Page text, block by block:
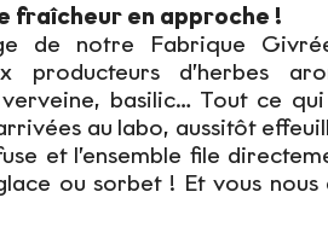
fraîcheur en approche !
de notre Fabrique
producteurs d’herbes
basilic… Tout ce
au labo, aussitôt
et l’ensemble file
ou sorbet ! Et vous nous